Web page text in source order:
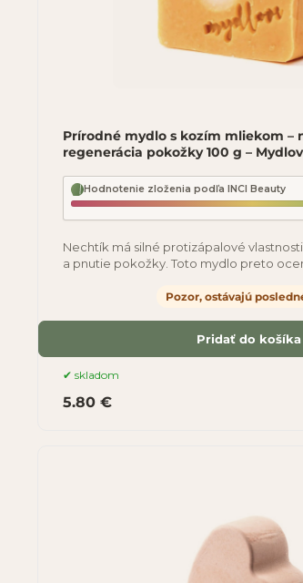
Prírodné mydlo s kozím mliekom –
regenerácia pokožky 100 g –
Hodnotenie zloženia podľa INCI Beauty
Nechtík má silné protizápalové
a pnutie pokožky. Toto mydlo preto
skladom
Pozor, ostávajú
5.80 €
Pridať do košíka